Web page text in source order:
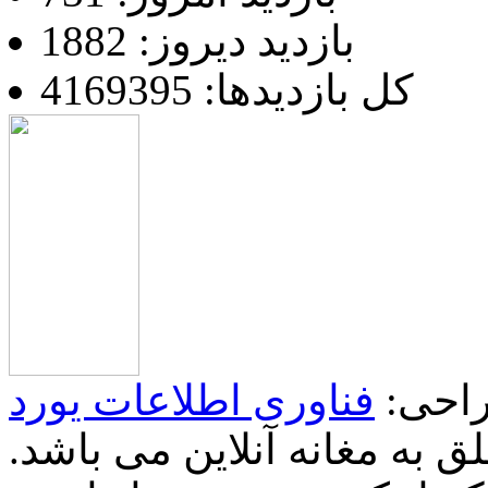
بازدید دیروز: 1882
کل بازدیدها: 4169395
فناوری اطلاعات یورد
به مغانه آنلاین می باشد.